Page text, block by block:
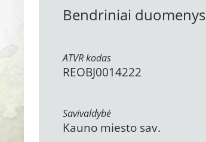
Bendriniai duomenys
ATVR kodas
REOBJ0014222
Savivaldybė
Kauno miesto sav.